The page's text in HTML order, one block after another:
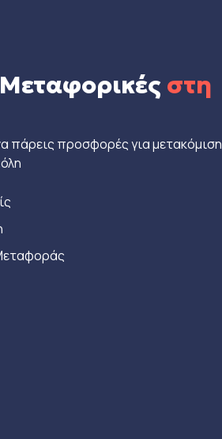
στη
πάρεις προσφορές για μετακόμιση